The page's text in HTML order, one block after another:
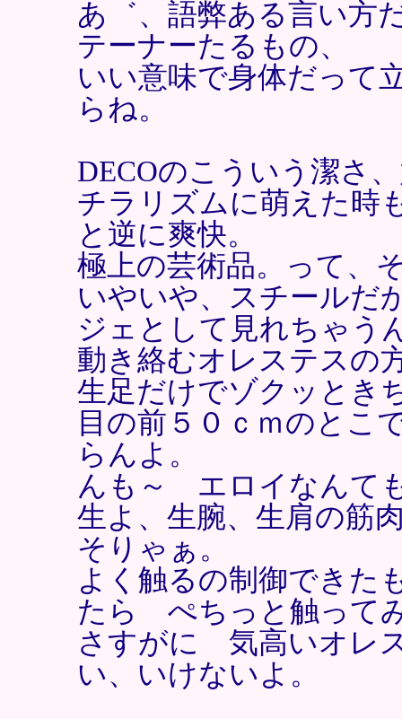
あ゛、語弊ある言い方
テーナーたるもの、
いい意味で身体だって
らね。
DECOのこういう潔さ
チラリズムに萌えた時
と逆に爽快。
極上の芸術品。って、
いやいや、スチール
ジェとして見れちゃう
動き絡むオレステス
生足だけでゾクッとき
目の前５０ｃｍのと
らんよ。
んも～ エロイなんて
生よ、生腕、生肩の筋
そりゃぁ。
よく触るの制御できた
たら ぺちっと触って
さすがに 気高いオレ
い、いけないよ。